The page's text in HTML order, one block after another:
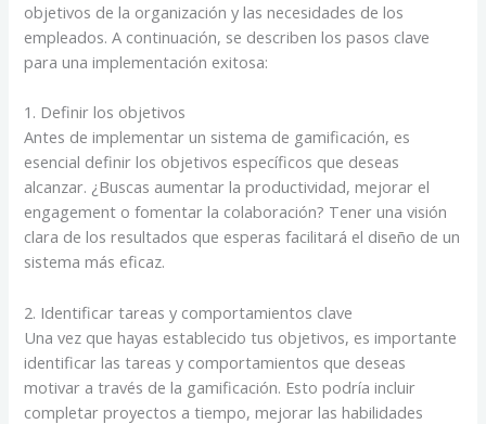
objetivos de la organización y las necesidades de los
empleados. A continuación, se describen los pasos clave
para una implementación exitosa:
1. Definir los objetivos
Antes de implementar un sistema de gamificación, es
esencial definir los objetivos específicos que deseas
alcanzar. ¿Buscas aumentar la productividad, mejorar el
engagement o fomentar la colaboración? Tener una visión
clara de los resultados que esperas facilitará el diseño de un
sistema más eficaz.
2. Identificar tareas y comportamientos clave
Una vez que hayas establecido tus objetivos, es importante
identificar las tareas y comportamientos que deseas
motivar a través de la gamificación. Esto podría incluir
completar proyectos a tiempo, mejorar las habilidades